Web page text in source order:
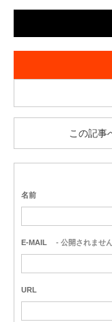
この記事
名前
E-MAIL - 公開されませ
URL